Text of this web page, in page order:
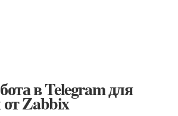
в Telegram для
Zabbix